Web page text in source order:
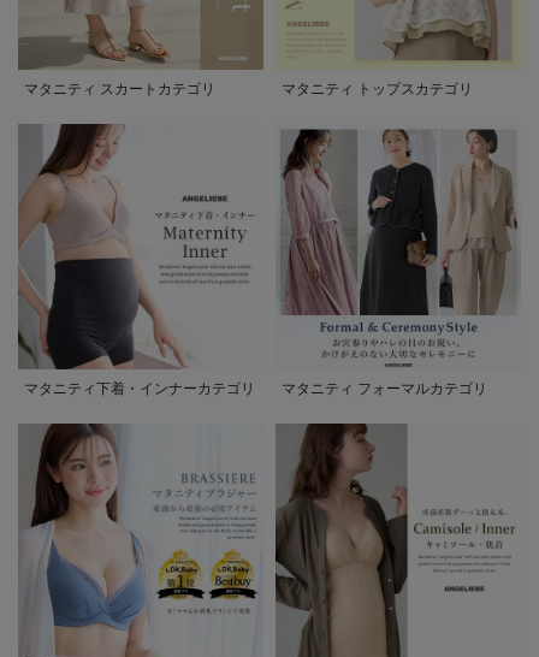
マタニティ スカートカテゴリ マタニティ トップスカテゴリ
マタニティ下着・インナーカテゴリ マタニティ フォーマルカテゴリ